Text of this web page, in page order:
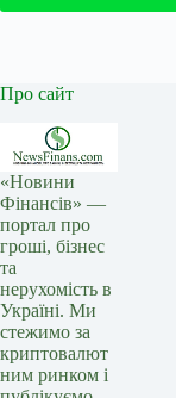
Про сайт
«Новини
Фінансів» —
портал про
гроші, бізнес
та
нерухомість в
Україні. Ми
стежимо за
криптовалют
ним ринком і